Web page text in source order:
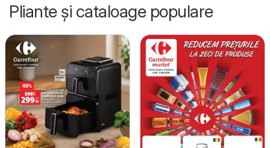
Pliante și cataloage populare